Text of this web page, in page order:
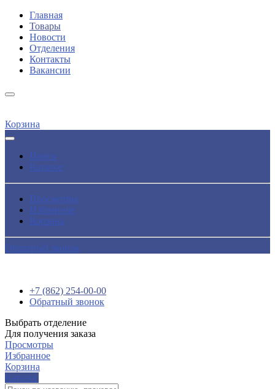
Главная
Товары
Новости
Отделения
Контакты
Вакансии
Корзина
Поиск
Каталог
Просмотры
Избранное
Корзина
Обратный звонок
+7 (862) 254-00-00
Обратный звонок
Выбрать отделение
Для получения заказа
Просмотры
Избранное
Корзина
Каталог